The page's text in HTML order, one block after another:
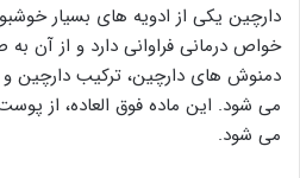
دارچین یکی از ادویه های بسیار
خواص درمانی فراوانی دارد و از آن
دمنوش های دارچین، ترکیب دارچین
می شود. این ماده فوق العاده، از
می شود.